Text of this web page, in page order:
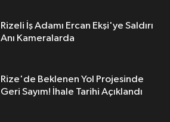
Rizeli İş Adamı Ercan Ekşi'ye Saldırı
Anı Kameralarda
Rize'de Beklenen Yol Projesinde
Geri Sayım! İhale Tarihi Açıklandı